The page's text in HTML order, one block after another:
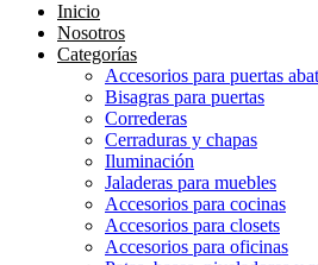
Inicio
Nosotros
Categorías
Accesorios para puertas
Bisagras para puertas
Correderas
Cerraduras y chapas
Iluminación
Jaladeras para muebles
Accesorios para cocinas
Accesorios para closets
Accesorios para oficinas